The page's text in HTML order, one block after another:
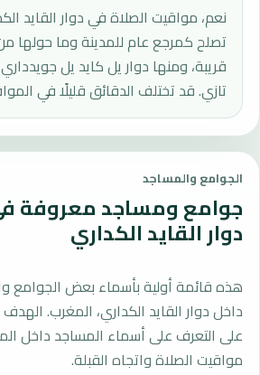
نعم، مواقيت الصلاة في دوار القايد
تصلح كمرجع عام للمدينة وما حولها
قريبة، ومنها دوار يل كايد يل
تازي. قد تختلف الدقائق قليلًا في
الجوامع والمساجد
جوامع ومساجد معروفة
دوار القايد الكداري
هذه قائمة أولية بأسماء بعض الجوامع
داخل دوار القايد الكداري، المغرب.
على التعرف على أسماء المساجد داخل
مواقيت الصلاة واتجاه القبلة.